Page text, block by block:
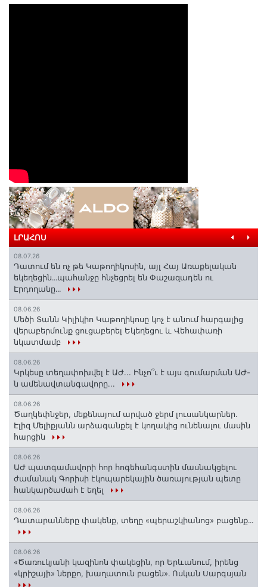
ԼՐԱՀՈՍ
08.07.26
Դատում են ոչ թե Կաթողիկոսին, այլ Հայ Առաքելական
եկեղեցին․․․պահանջը հնչեցրել են Փաշազադեն ու
Էրդողանը․․․
08.06.26
Մեծի Տանն Կիլիկիո Կաթողիկոսը կոչ է անում հարգալից
վերաբերմունք ցուցաբերել Եկեղեցու և Վեհափառի
նկատմամբ
08.06.26
Կրկեսը տեղափոխվել է ԱԺ... Ինչո՞ւ է այս գումարման ԱԺ-
ն ամենավտանգավորը...
08.06.26
Ծաղկեփնջեր, մեքենայում արված ջերմ լուսանկարներ.
Էլիզ Մելիքյանն արձագանքել է կողակից ունենալու մասին
հարցին
08.06.26
ԱԺ պատգամավորի հոր հոգեհանգստին մասնակցելու
ժամանակ Գորիսի էկոպարեկային ծառայության պետը
հանկարծամահ է եղել
08.06.26
Դատարանները փակենք, տեղը «պերաշկիանոց» բացենք․․․
08.06.26
«Ծառուկյանի կազինոն փակեցին, որ Երևանում, իրենց
«կրիշայի» ներքո, խաղատուն բացեն»․ Ոսկան Սարգսյան